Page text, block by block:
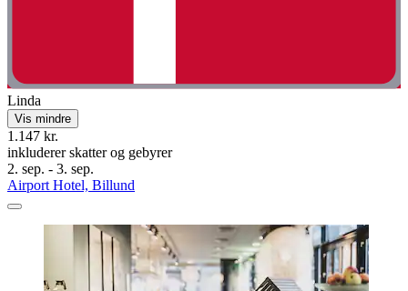
Linda
Vis mindre
1.147 kr.
inkluderer skatter og gebyrer
2. sep. - 3. sep.
Airport Hotel, Billund